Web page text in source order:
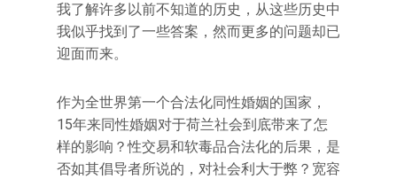
我了解许多以前不知道的历史，从这些历史中
我似乎找到了一些答案，然而更多的问题却已
迎面而来。
作为全世界第一个合法化同性婚姻的国家，
15年来同性婚姻对于荷兰社会到底带来了怎
样的影响？性交易和软毒品合法化的后果，是
否如其倡导者所说的，对社会利大于弊？宽容